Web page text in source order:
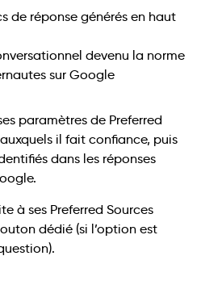
de réponse générés en haut
devenu la norme
sur Google
paramètres de Preferred
il fait confiance, puis
dans les réponses
à ses Preferred Sources
dédié (si l’option est